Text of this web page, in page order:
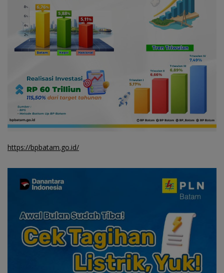
https://bpbatam.go.id/